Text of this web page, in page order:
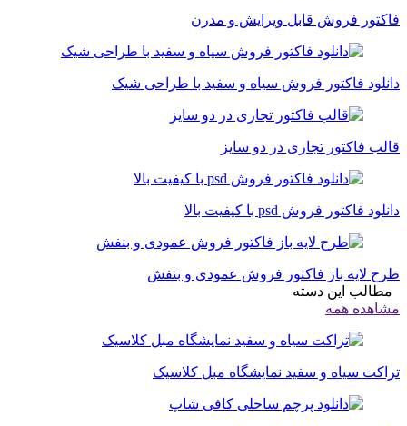
فاکتور فروش قابل ویرایش و مدرن
دانلود فاکتور فروش سیاه و سفید با طراحی شیک
قالب فاکتور تجاری در دو سایز
دانلود فاکتور فروش psd با کیفیت بالا
طرح لایه باز فاکتور فروش عمودی و بنفش
مطالب این دسته
مشاهده همه
تراکت سیاه و سفید نمایشگاه مبل کلاسیک